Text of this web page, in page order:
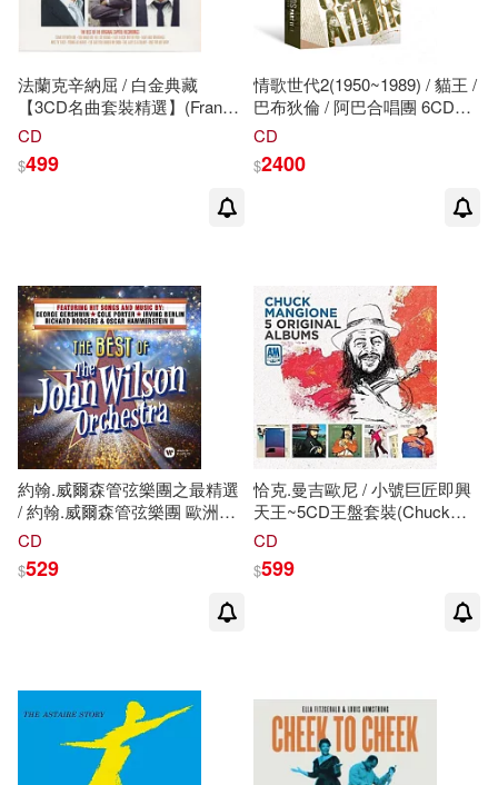
法蘭克辛納屈 / 白金典藏
【3CD名曲套裝精選】(Frank
Sinatra / Platinum
CD
$499
情歌世代2(1950~1989) / 貓王 /
巴布狄倫 / 阿巴合唱團 6CD+1
書
CD
$2400
約翰.威爾森管弦樂團之最精選
/ 約翰.威爾森管弦樂團 歐洲進
口盤 (2CD)(The Best of The
Wilson Orchestra (2CD))
CD
$529
恰克.曼吉歐尼 / 小號巨匠即興
天王~5CD王盤套裝(Chuck
Mangione / 5 Original Albums)
CD
$599